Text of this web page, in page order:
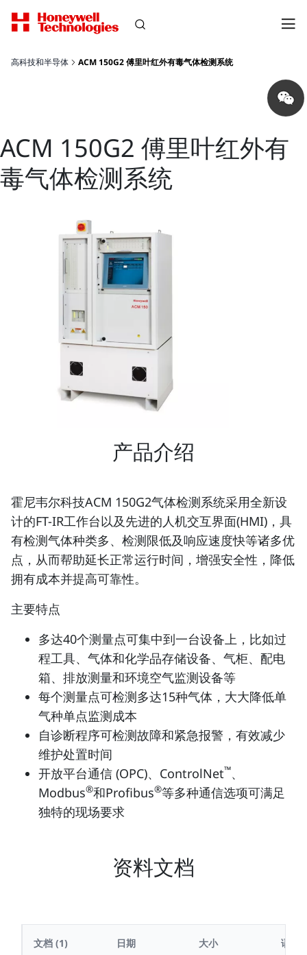
高科技和半导体 ACM 150G2 傅里叶红外有毒气体检测系统
Share
on
wechat
ACM 150G2 傅里叶红外有
毒气体检测系统
产品介绍
霍尼韦尔科技ACM 150G2气体检测系统采用全新设
计的FT-IR工作台以及先进的人机交互界面(HMI)，具
有检测气体种类多、检测限低及响应速度快等诸多优
点，从而帮助延长正常运行时间，增强安全性，降低
拥有成本并提高可靠性。
主要特点
多达40个测量点可集中到一台设备上，比如过
程工具、气体和化学品存储设备、气柜、配电
箱、排放测量和环境空气监测设备等
每个测量点可检测多达15种气体，大大降低单
气种单点监测成本
自诊断程序可检测故障和紧急报警，有效减少
维护处置时间
开放平台通信 (OPC)、ControlNet™、
Modbus®和Profibus®等多种通信选项可满足
独特的现场要求
资料文档
文档 (1) 日期 大小 语言